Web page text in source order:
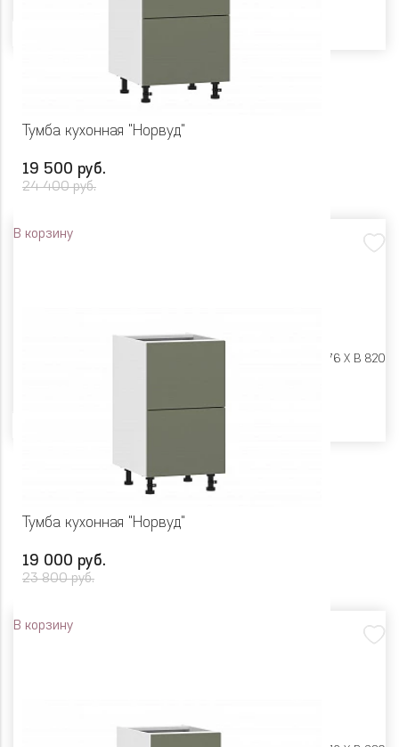
Тумба кухонная "Норвуд"
19 500 руб.
24 400 руб.
В корзину
Ш 500 X Г 576 X В 820
Тумба кухонная "Норвуд"
19 000 руб.
23 800 руб.
В корзину